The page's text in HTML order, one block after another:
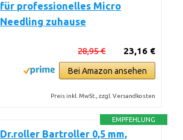
für professionelles Micro
Needling zuhause
23,16 €
28,95 €
Bei Amazon ansehen
Preis inkl. MwSt., zzgl. Versandkosten
EMPFEHLUNG
Dr.roller Bartroller 0,5 mm,